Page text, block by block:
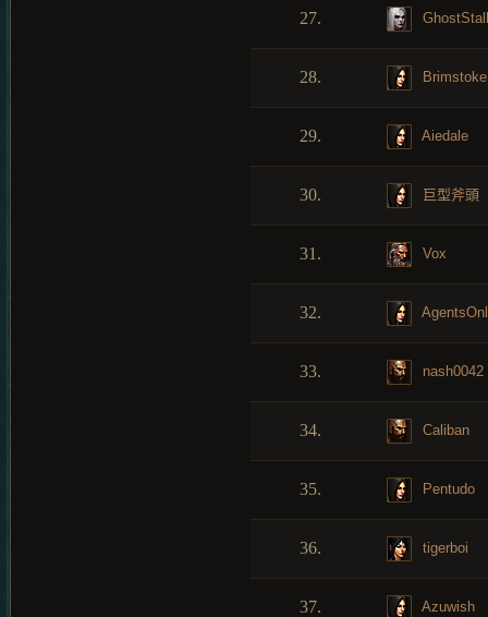
27.
28. Brimstoke
29. Aiedale
30. 巨型斧頭
31. Vox
32.
33. nash0042
34. Caliban
35. Pentudo
36. tigerboi
37. Azuwish